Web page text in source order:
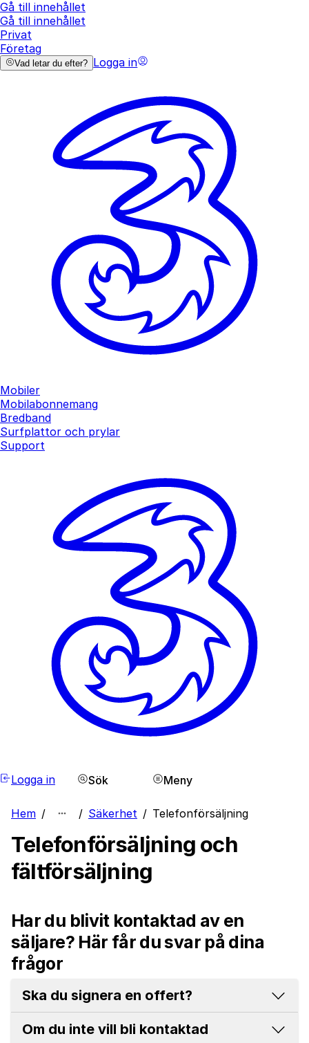
Gå till innehållet
Gå till innehållet
Privat
Företag
Vad letar du efter? Logga in
Mobiler
Mobilabonnemang
Bredband
Surfplattor och prylar
Support
Logga in Sök Meny
Hem / / Säkerhet / Telefonförsäljning
Telefonförsäljning och
fältförsäljning
Har du blivit kontaktad av en
säljare? Här får du svar på dina
frågor
Ska du signera en offert?
Om du inte vill bli kontaktad